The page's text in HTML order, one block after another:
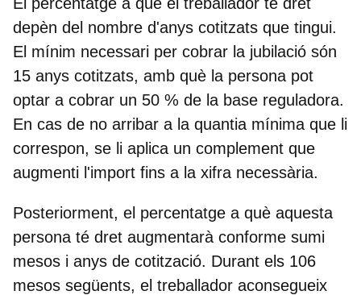
depèn del nombre d'anys cotitzats que tingui.
El mínim necessari per cobrar la jubilació són
15 anys cotitzats, amb què la persona pot
optar a cobrar un 50 % de la base reguladora.
En cas de no arribar a la quantia mínima que li
correspon, se li aplica un complement que
augmenti l'import fins a la xifra necessària.
Posteriorment, el percentatge a què aquesta
persona té dret augmentarà conforme sumi
mesos i anys de cotització. Durant els 106
mesos següents, el treballador aconsegueix